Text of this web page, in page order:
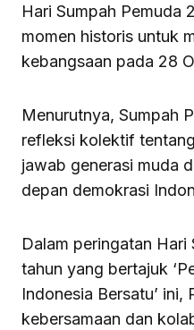
Hari Sumpah Pemuda
momen historis untuk
kebangsaan pada 28
Menurutnya, Sumpah
refleksi kolektif
jawab generasi muda
depan demokrasi
Dalam peringatan
tahun yang bertajuk
Indonesia Bersatu’ ini,
kebersamaan dan